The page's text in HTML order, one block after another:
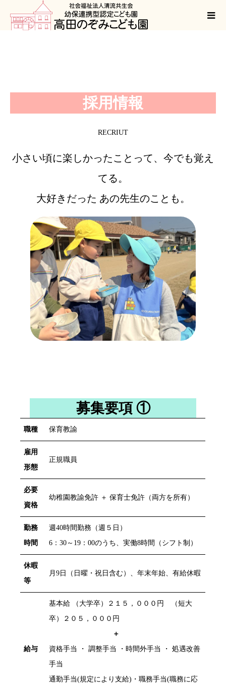
採用情報
RECRIUT
小さい頃に楽しかったことって、今でも覚え
てる。
大好きだった あの先生のことも。
募集要項 ①
職種 保育教諭
雇用
形態
正規職員
必要
資格
幼稚園教諭免許 ＋ 保育士免許（両方を所有）
勤務
時間
週40時間勤務（週５日）
6：30～19：00のうち、実働8時間（シフト制）
休暇
等
月9日（日曜・祝日含む）、年末年始、有給休暇
給与
基本給 （大学卒）２１５，０００円 （短大
卒）２０５，０００円
＋
資格手当 ・ 調整手当 ・時間外手当 ・ 処遇改善
手当
通勤手当(規定により支給)・職務手当(職務に応